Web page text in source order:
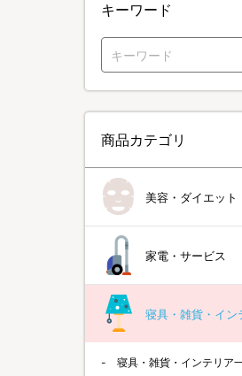
キーワード
商品カテゴリ
美容・ダイエット
家電・サービス
寝具・雑貨・イン
寝具・雑貨・インテリア